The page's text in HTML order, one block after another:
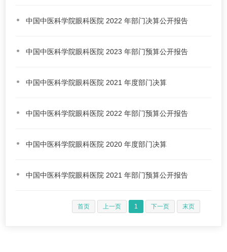
中国中医科学院眼科医院 2022 年部门决算公开报告
中国中医科学院眼科医院 2023 年部门预算公开报告
中国中医科学院眼科医院 2021 年度部门决算
中国中医科学院眼科医院 2022 年部门预算公开报告
中国中医科学院眼科医院 2020 年度部门决算
中国中医科学院眼科医院 2021 年部门预算公开报告
首页 上一页 1 下一页 末页